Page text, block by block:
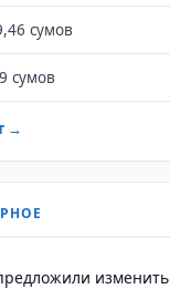
сумов
сумов
→
изменить